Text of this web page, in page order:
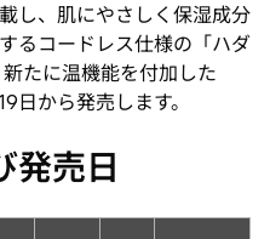
し、肌にやさしく保湿成分
るコードレス仕様の「ハダ
たに温機能を付加した
日から発売します。
発売日